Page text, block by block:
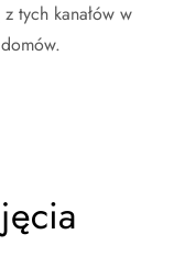
tych kanałów w